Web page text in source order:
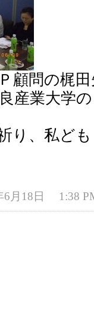
顧問の梶
産業大学
り、私ど
6月18日 1:38